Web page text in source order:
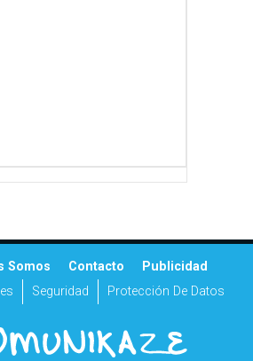
Somos Contacto
Publicidad
Seguridad Protección De Datos